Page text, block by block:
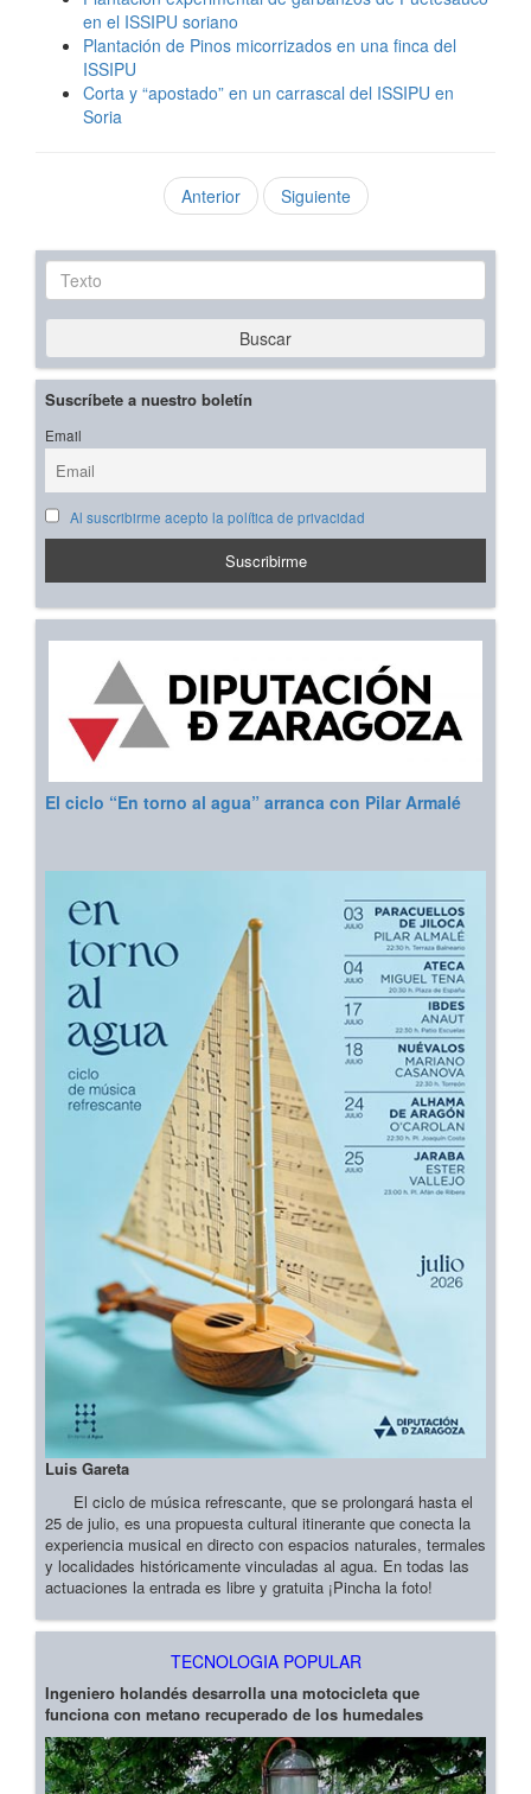
en el ISSIPU soriano
Plantación de Pinos micorrizados en una finca del
ISSIPU
Corta y “apostado” en un carrascal del ISSIPU en
Soria
Anterior Siguiente
Texto
Buscar
Suscríbete a nuestro boletín
Email
Al suscribirme acepto la política de privacidad
El ciclo “En torno al agua” arranca con Pilar Armalé
Luis Gareta
El ciclo de música refrescante, que se prolongará hasta el
25 de julio, es una propuesta cultural itinerante que conecta la
experiencia musical en directo con espacios naturales, termales
y localidades históricamente vinculadas al agua. En todas las
actuaciones la entrada es libre y gratuita ¡Pincha la foto!
TECNOLOGIA POPULAR
Ingeniero holandés desarrolla una motocicleta que
funciona con metano recuperado de los humedales